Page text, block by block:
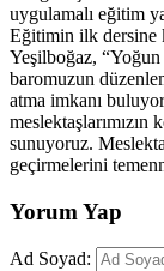
uygulamalı eğitim
Eğitimin ilk dersine
Yeşilboğaz, “Yoğun
baromuzun
atma imkanı
sunuyoruz.
geçirmelerini
Yorum Yap
Ad Soyad: